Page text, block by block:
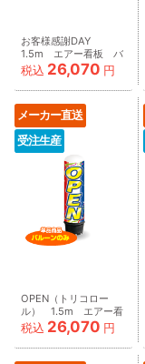
お客様感謝DAY
1.5m エアー看板 バ
ルーンのみ
AR090019IN_C
税込 26,070 円
メーカー直送
受注生産
OPEN（トリコロー
ル） 1.5m エアー看
板 バルーンのみ
AR090022IN_C
税込 26,070 円